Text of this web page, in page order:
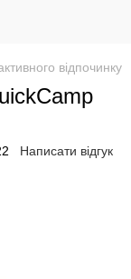
відпочинку
Написати відгук